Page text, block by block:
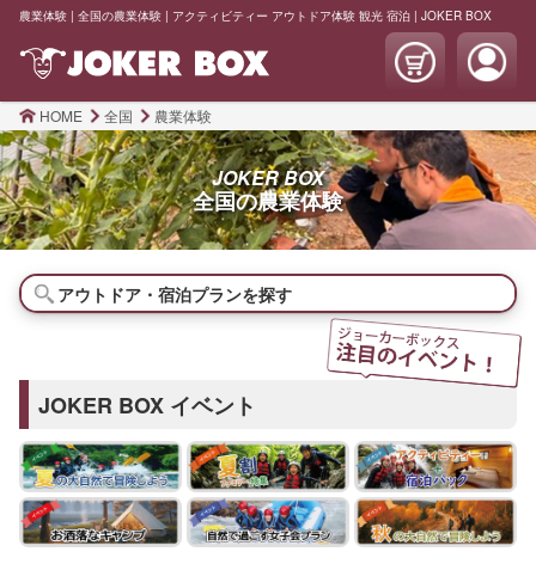
農業体験 | 全国の農業体験 | アクティビティー アウトドア体験 観光 宿泊 | JOKER BOX
HOME 全国 農業体験
JOKER BOX
全国の農業体験
アウトドア・宿泊プランを探す
JOKER BOX イベント